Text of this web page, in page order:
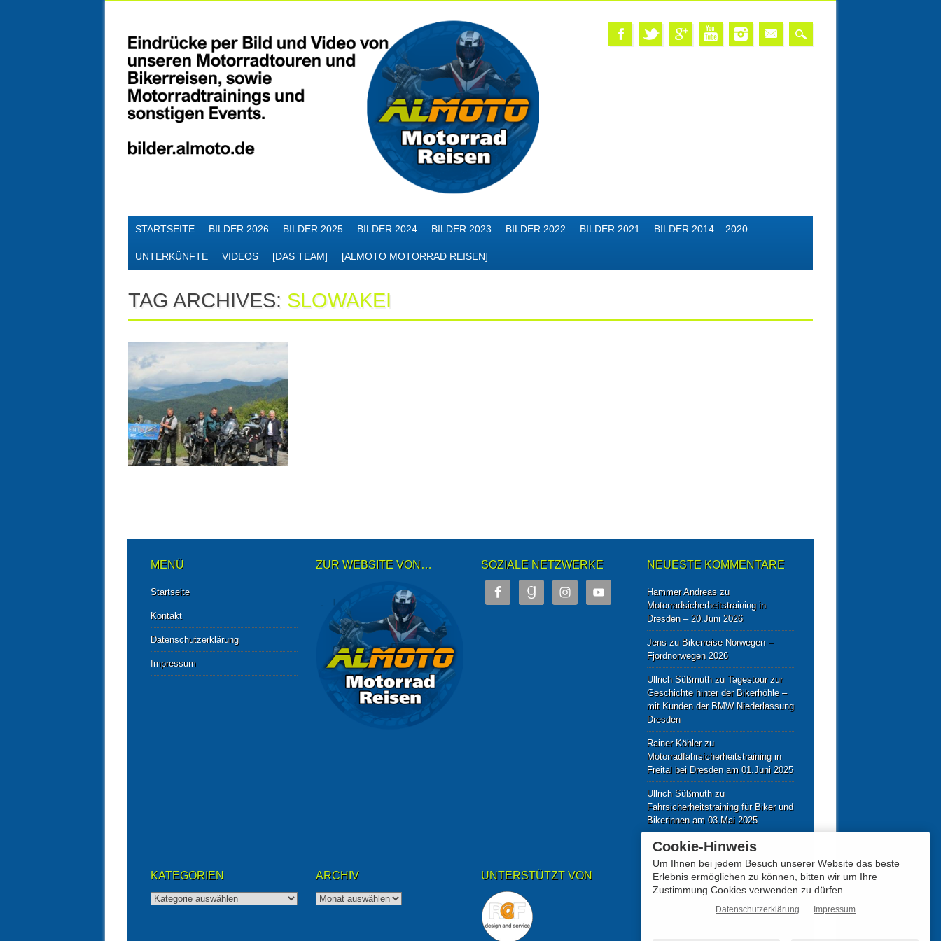
MAIN MENU
STARTSEITE BILDER 2026 BILDER 2025 BILDER 2024 BILDER 2023 BILDER 2022 BILDER 2021 BILDER 2014 – 2020
UNTERKÜNFTE VIDEOS [DAS TEAM] [ALMOTO MOTORRAD REISEN]
TAG ARCHIVES: SLOWAKEI
05.08.20
9 TAGE SLOWAKEI
RUNDREISE MIT DEM
MOTORRAD IM JULI
▶
MENÜ
Startseite
Kontakt
Datenschutzerklärung
Impressum
ZUR WEBSITE VON… SOZIALE NETZWERKE NEUESTE KOMMENTARE
Hammer Andreaszu
Motorradsicherheitstraining in
Dresden – 20.Juni 2026
Jenszu Bikerreise Norwegen –
Fjordnorwegen 2026
Ullrich Süßmuthzu Tagestour zur
Geschichte hinter der Bikerhöhle –
mit Kunden der BMW Niederlassung
Dresden
Rainer Köhlerzu
Motorradfahrsicherheitstraining in
Freital bei Dresden am 01.Juni 2025
Ullrich Süßmuthzu
Fahrsicherheitstraining für Biker und
Bikerinnen am 03.Mai 2025
KATEGORIEN
Kategorien
ARCHIV
Archiv
UNTERSTÜTZT VON
Cookie-Hinweis
Um Ihnen bei jedem Besuch unserer Website das beste
Erlebnis ermöglichen zu können, bitten wir um Ihre
Zustimmung Cookies verwenden zu dürfen.
Datenschutzerklärung Impressum